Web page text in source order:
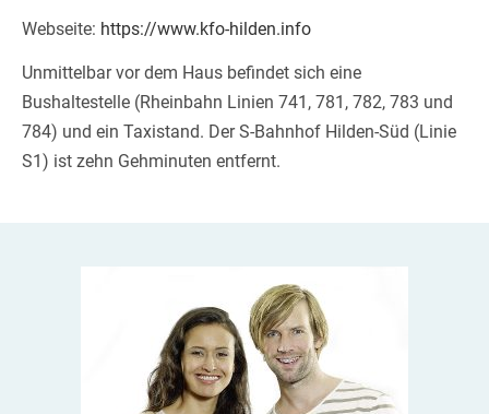
Webseite: https://www.kfo-hilden.info
Unmittelbar vor dem Haus befindet sich eine
Bushaltestelle (Rheinbahn Linien 741, 781, 782, 783 und
784) und ein Taxistand. Der S-Bahnhof Hilden-Süd (Linie
S1) ist zehn Gehminuten entfernt.